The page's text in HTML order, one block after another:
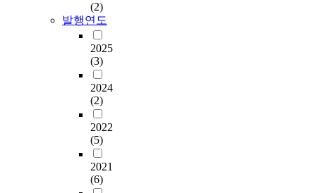
(2)
발행연도
2025
(3)
2024
(2)
2022
(5)
2021
(6)